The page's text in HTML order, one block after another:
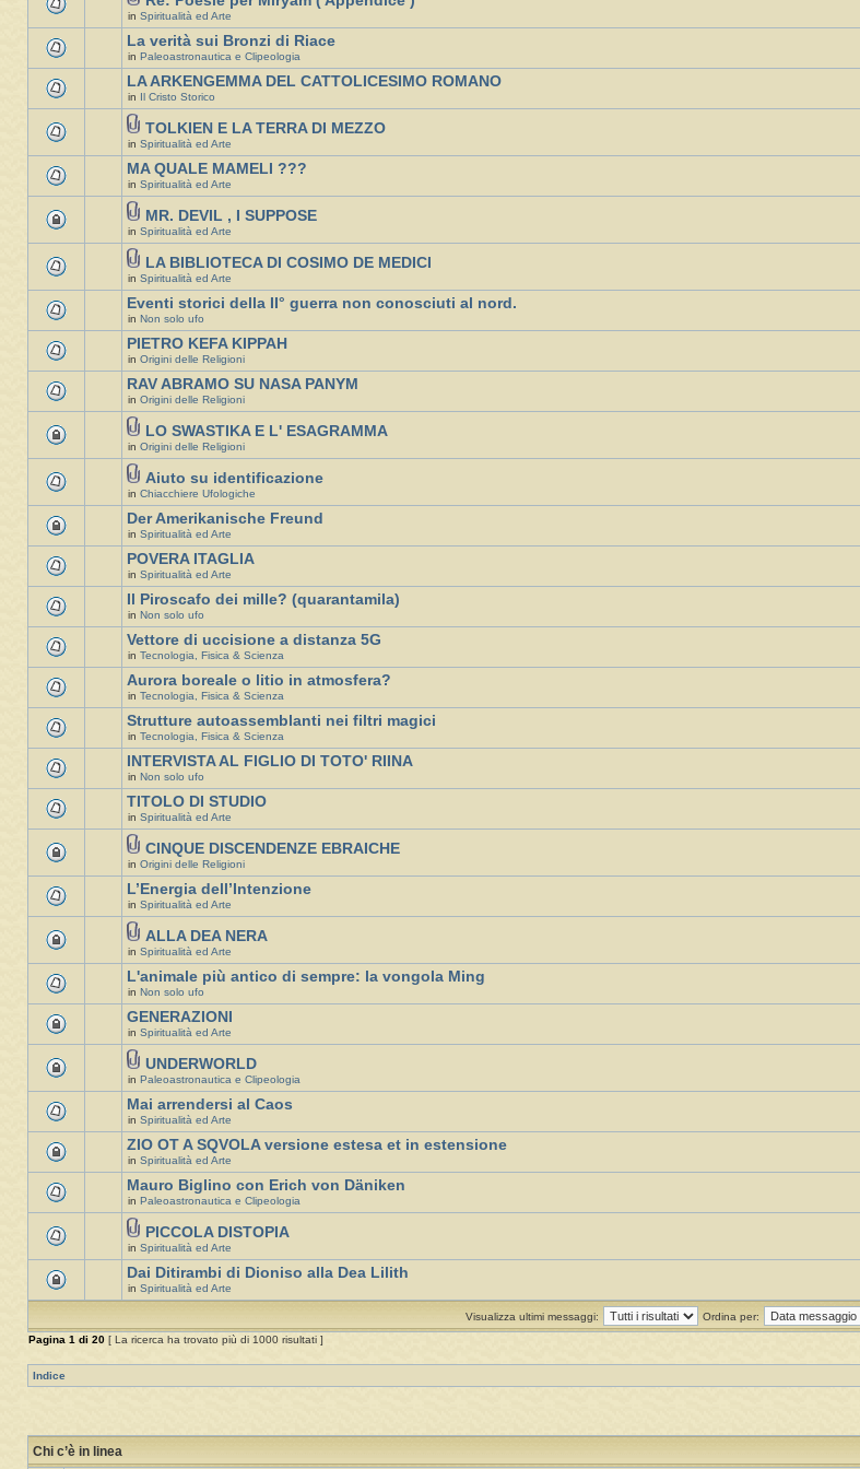
in Spiritualità ed Arte
La verità sui Bronzi di Riace
in Paleoastronautica e Clipeologia
LA ARKENGEMMA DEL CATTOLICESIMO ROMANO
in Il Cristo Storico
TOLKIEN E LA TERRA DI MEZZO
in Spiritualità ed Arte
MA QUALE MAMELI ???
in Spiritualità ed Arte
MR. DEVIL , I SUPPOSE
in Spiritualità ed Arte
LA BIBLIOTECA DI COSIMO DE MEDICI
in Spiritualità ed Arte
Eventi storici della II° guerra non conosciuti al nord.
in Non solo ufo
PIETRO KEFA KIPPAH
in Origini delle Religioni
RAV ABRAMO SU NASA PANYM
in Origini delle Religioni
LO SWASTIKA E L' ESAGRAMMA
in Origini delle Religioni
Aiuto su identificazione
in Chiacchiere Ufologiche
Der Amerikanische Freund
in Spiritualità ed Arte
POVERA ITAGLIA
in Spiritualità ed Arte
Il Piroscafo dei mille? (quarantamila)
in Non solo ufo
Vettore di uccisione a distanza 5G
in Tecnologia, Fisica & Scienza
Aurora boreale o litio in atmosfera?
in Tecnologia, Fisica & Scienza
Strutture autoassemblanti nei filtri magici
in Tecnologia, Fisica & Scienza
INTERVISTA AL FIGLIO DI TOTO' RIINA
in Non solo ufo
TITOLO DI STUDIO
in Spiritualità ed Arte
CINQUE DISCENDENZE EBRAICHE
in Origini delle Religioni
L’Energia dell’Intenzione
in Spiritualità ed Arte
ALLA DEA NERA
in Spiritualità ed Arte
L'animale più antico di sempre: la vongola Ming
in Non solo ufo
GENERAZIONI
in Spiritualità ed Arte
UNDERWORLD
in Paleoastronautica e Clipeologia
Mai arrendersi al Caos
in Spiritualità ed Arte
ZIO OT A SQVOLA versione estesa et in estensione
in Spiritualità ed Arte
Mauro Biglino con Erich von Däniken
in Paleoastronautica e Clipeologia
PICCOLA DISTOPIA
in Spiritualità ed Arte
Dai Ditirambi di Dioniso alla Dea Lilith
in Spiritualità ed Arte
Visualizza ultimi messaggi:
Ordina per:
Pagina 1 di 20 [ La ricerca ha trovato più di 1000 risultati ]
Indice
Chi c’è in linea